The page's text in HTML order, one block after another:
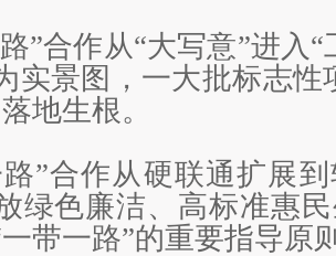
”合作从“大写意”进入
实景图，一大批标志性
地生根。
”合作从硬联通扩展
绿色廉洁、高标准惠
带一路”的重要指导原